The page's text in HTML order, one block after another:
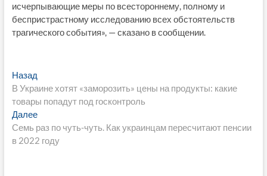
исчерпывающие меры по всестороннему, полному и
беспристрастному исследованию всех обстоятельств
трагического события», — сказано в сообщении.
Навигация
по
записям
НазадПредыдущая
запись:
В Украине хотят «заморозить» цены на продукты: какие
товары попадут под госконтроль
ДалееСледующая
запись:
Семь раз по чуть-чуть. Как украинцам пересчитают пенсии
в 2022 году